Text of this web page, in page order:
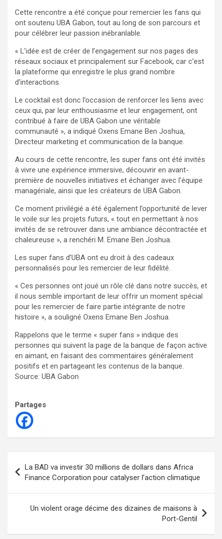
Cette rencontre a été conçue pour remercier les fans qui
ont soutenu UBA Gabon, tout au long de son parcours et
pour célébrer leur passion inébranlable.
« L’idée est de créer de l’engagement sur nos pages des
réseaux sociaux et principalement sur Facebook, car c’est
la plateforme qui enregistre le plus grand nombre
d’interactions.
Le cocktail est donc l’occasion de renforcer les liens avec
ceux qui, par leur enthousiasme et leur engagement, ont
contribué à faire de UBA Gabon une véritable
communauté », a indiqué Oxens Emane Ben Joshua,
Directeur marketing et communication de la banque.
Au cours de cette rencontre, les super fans ont été invités
à vivre une expérience immersive, découvrir en avant-
première de nouvelles initiatives et échanger avec l’équipe
managériale, ainsi que les créateurs de UBA Gabon.
Ce moment privilégié a été également l’opportunité de lever
le voile sur les projets futurs, « tout en permettant à nos
invités de se retrouver dans une ambiance décontractée et
chaleureuse », a renchéri M. Emane Ben Joshua.
Les super fans d’UBA ont eu droit à des cadeaux
personnalisés pour les remercier de leur fidélité.
« Ces personnes ont joué un rôle clé dans notre succès, et
il nous semble important de leur offrir un moment spécial
pour les remercier de faire partie intégrante de notre
histoire », a souligné Oxens Emane Ben Joshua.
Rappelons que le terme « super fans » indique des
personnes qui suivent la page de la banque de façon active
en aimant, en faisant des commentaires généralement
positifs et en partageant les contenus de la banque.
Source: UBA Gabon
Partages
de
l’article
La BAD va investir 30 millions de dollars dans Africa
Finance Corporation pour catalyser l’action climatique
Un violent orage décime des dizaines de maisons à
Port-Gentil